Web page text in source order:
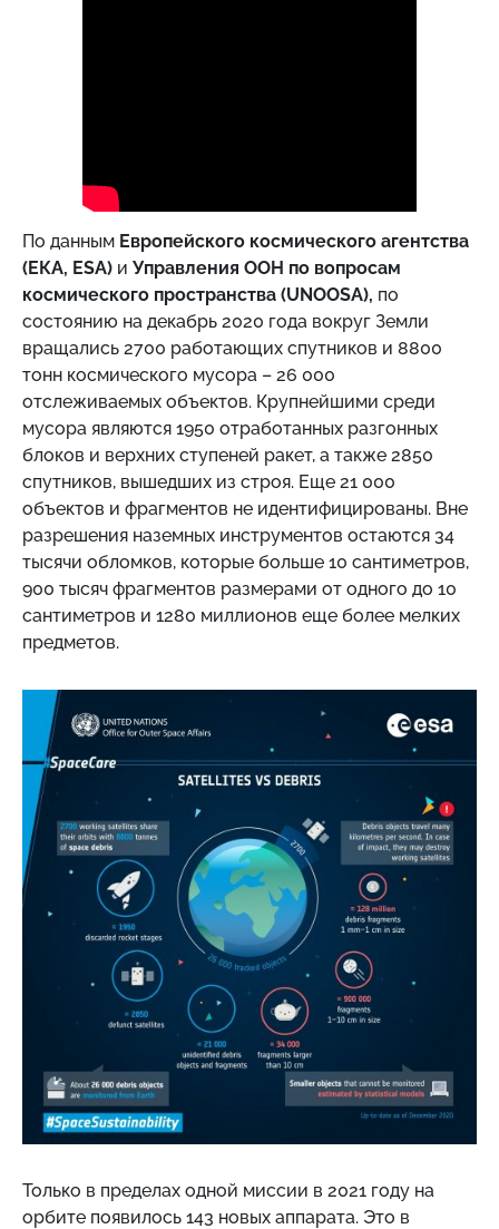
По данным Европейского космического агентства
(ЕКА, ESA) и Управления ООН по вопросам
космического пространства (UNOOSA), по
состоянию на декабрь 2020 года вокруг Земли
вращались 2700 работающих спутников и 8800
тонн космического мусора – 26 000
отслеживаемых объектов. Крупнейшими среди
мусора являются 1950 отработанных разгонных
блоков и верхних ступеней ракет, а также 2850
спутников, вышедших из строя. Еще 21 000
объектов и фрагментов не идентифицированы. Вне
разрешения наземных инструментов остаются 34
тысячи обломков, которые больше 10 сантиметров,
900 тысяч фрагментов размерами от одного до 10
сантиметров и 1280 миллионов еще более мелких
предметов.
Только в пределах одной миссии в 2021 году на
орбите появилось 143 новых аппарата. Это в